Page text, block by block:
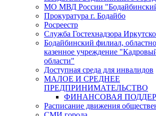
МО МВД России
Прокуратура г. Бодайбо
Росреестр
Служба Гостехнадзора
Бодайбинский филиал,
казенное учреждение
области"
Доступная среда для инвалидов
МАЛОЕ И СРЕДНЕЕ
ПРЕДПРИНИМАТЕЛЬСТВО
ФИНАНСОВАЯ
Расписание движения